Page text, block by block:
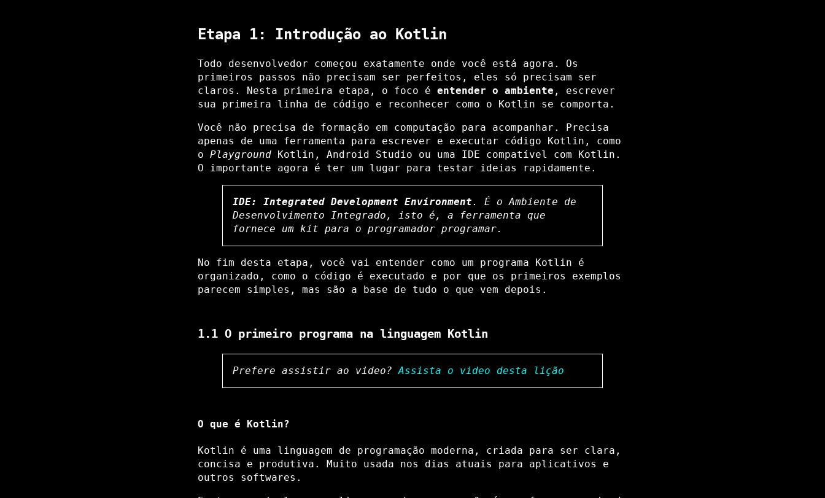
Etapa 1: Introdução ao Kotlin
Todo desenvolvedor começou exatamente onde você está agora. Os
primeiros passos não precisam ser perfeitos, eles só precisam ser
claros. Nesta primeira etapa, o foco é entender o ambiente , escrever
sua primeira linha de código e reconhecer como o Kotlin se comporta.
Você não precisa de formação em computação para acompanhar. Precisa
apenas de uma ferramenta para escrever e executar código Kotlin, como
o Playground Kotlin, Android Studio ou uma IDE compatível com Kotlin.
O importante agora é ter um lugar para testar ideias rapidamente.
IDE: Integrated Development Environment. É o Ambiente de
Desenvolvimento Integrado, isto é, a ferramenta que
fornece um kit para o programador programar.
No fim desta etapa, você vai entender como um programa Kotlin é
organizado, como o código é executado e por que os primeiros exemplos
parecem simples, mas são a base de tudo o que vem depois.
1.1 O primeiro programa na linguagem Kotlin
Prefere assistir ao video?Assista o video desta lição
O que é Kotlin?
Kotlin é uma linguagem de programação moderna, criada para ser clara,
concisa e produtiva. Muito usada nos dias atuais para aplicativos e
outros softwares.